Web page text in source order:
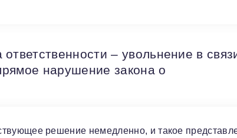
– увольнение в
нарушение закона о
решение немедленно, и такое